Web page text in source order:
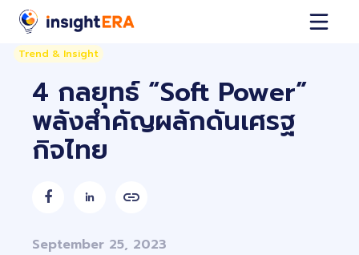
Trend & Insight
4 กลยุทธ์ “Soft Power”
พลังสำคัญผลักดันเศรฐ
กิจไทย
 
September 25, 2023